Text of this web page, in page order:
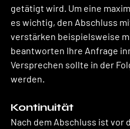
getätigt wird. Um eine
es wichtig, den Abschluss
verstärken beispielsweise
beantworten Ihre Anfrage
Versprechen sollte in der
werden.
Kontinuität
Nach dem Abschluss ist vor